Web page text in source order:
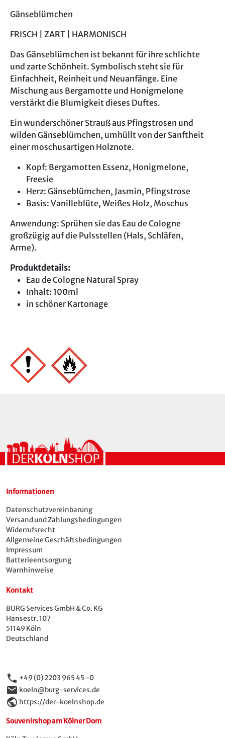
Gänseblümchen
FRISCH | ZART | HARMONISCH
Das Gänseblümchen ist bekannt für ihre schlichte
und zarte Schönheit. Symbolisch steht sie für
Einfachheit, Reinheit und Neuanfänge. Eine
Mischung aus Bergamotte und Honigmelone
verstärkt die Blumigkeit dieses Duftes.
Ein wunderschöner Strauß aus Pfingstrosen und
wilden Gänseblümchen, umhüllt von der Sanftheit
einer moschusartigen Holznote.
Kopf: Bergamotten Essenz, Honigmelone,
Freesie
Herz: Gänseblümchen, Jasmin, Pfingstrose
Basis: Vanilleblüte, Weißes Holz, Moschus
Anwendung: Sprühen sie das Eau de Cologne
großzügig auf die Pulsstellen (Hals, Schläfen,
Arme).
Produktdetails:
Eau de Cologne Natural Spray
Inhalt: 100ml
in schöner Kartonage
Informationen
Datenschutzvereinbarung
Versand und Zahlungsbedingungen
Widerrufsrecht
Allgemeine Geschäftsbedingungen
Impressum
Batterieentsorgung
Warnhinweise
Kontakt
BURG Services GmbH & Co. KG
Hansestr. 107
51149 Köln
Deutschland
phone +49 (0) 2203 965 45 -0
email koeln@burg-services.de
public https://der-koelnshop.de
Souvenirshop am Kölner Dom